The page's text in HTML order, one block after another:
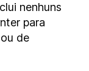
nenhuns
para
de